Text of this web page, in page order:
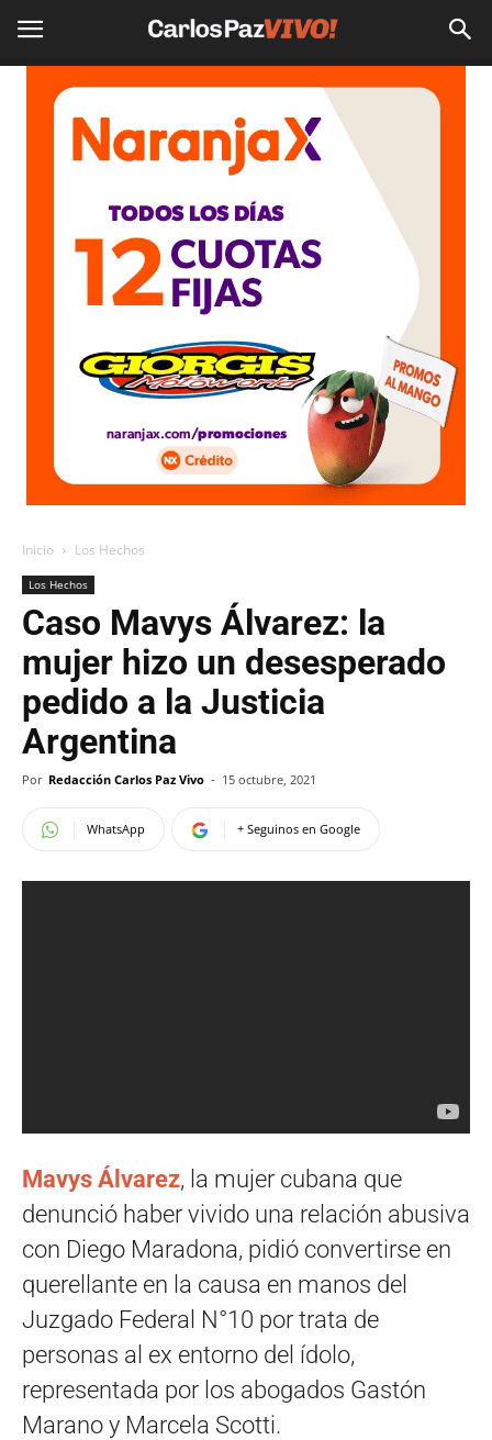
Inicio Los Hechos
Los Hechos
Caso Mavys Álvarez: la
mujer hizo un desesperado
pedido a la Justicia
Argentina
Por Redacción Carlos Paz Vivo - 15 octubre, 2021
WhatsApp + Seguinos en Google
Mavys Álvarez, la mujer cubana que
denunció haber vivido una relación abusiva
con Diego Maradona, pidió convertirse en
querellante en la causa en manos del
Juzgado Federal N°10 por trata de
personas al ex entorno del ídolo,
representada por los abogados Gastón
Marano y Marcela Scotti.